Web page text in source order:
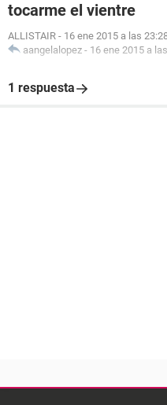
tocarme el vientre
ALLISTAIR - 16 ene 2015 a las
aangelalopez - 16 ene 2015 a
1 respuesta